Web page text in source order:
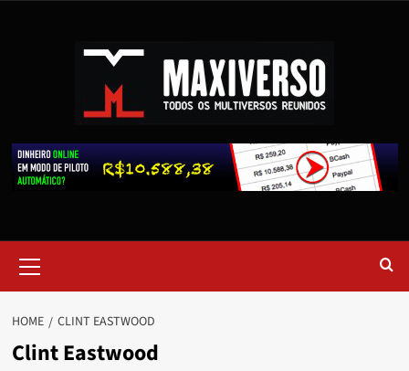
HOME CLINT EASTWOOD
Clint Eastwood